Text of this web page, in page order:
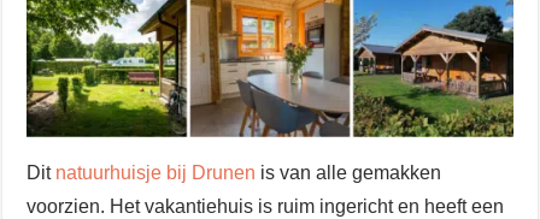
Dit natuurhuisje bij Drunen is van alle gemakken
voorzien. Het vakantiehuis is ruim ingericht en heeft een